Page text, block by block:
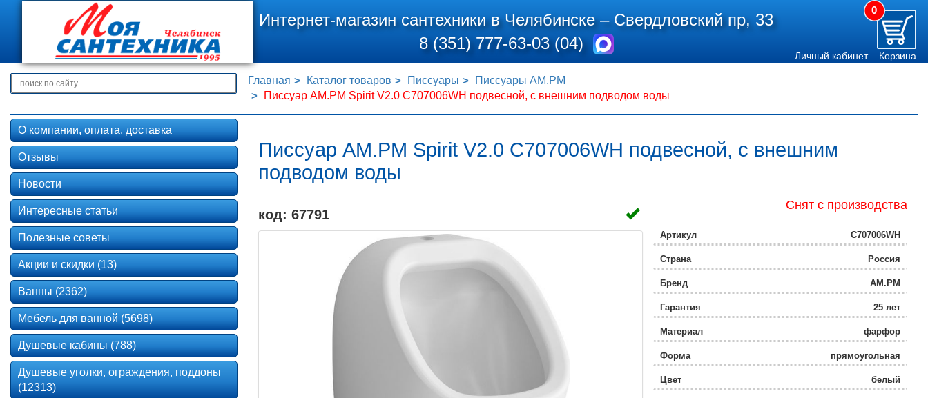
Интернет-магазин сантехники в Челябинске –Свердловский пр, 33
8 (351) 777-63-03 (04)
0
Личный кабинет Корзина
Главная Каталог товаров Писсуары
Писсуары AM.PM
Писсуар AM.PM Spirit V2.0 C707006WH подвесной, с внешним подводом воды
Писсуар AM.PM Spirit V2.0 C707006WH подвесной, с внешним
подводом воды
код: 67791
Снят с производства
Артикул C707006WH
Страна Россия
Бренд AM.PM
Гарантия 25 лет
Материал фарфор
Форма прямоугольная
Цвет белый
О компании, оплата, доставка
Отзывы
Новости
Интересные статьи
Полезные советы
Акции и скидки (13)
Ванны (2362)
Мебель для ванной (5698)
Душевые кабины (788)
Душевые уголки, ограждения, поддоны
(12313)